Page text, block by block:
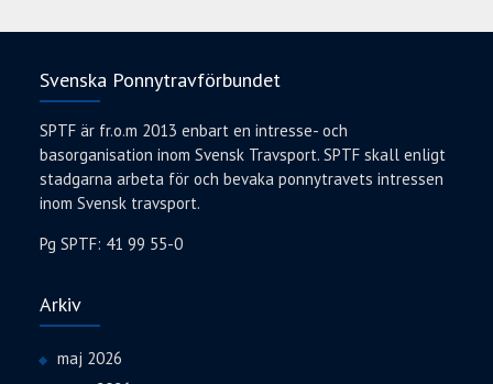
Svenska Ponnytravförbundet
SPTF är fr.o.m 2013 enbart en intresse- och
basorganisation inom Svensk Travsport. SPTF skall enligt
stadgarna arbeta för och bevaka ponnytravets intressen
inom Svensk travsport.
Pg SPTF: 41 99 55-0
Arkiv
maj 2026